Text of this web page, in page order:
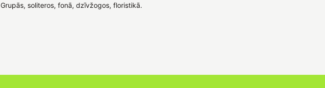
Grupās, soliteros, fonā, dzīvžogos, floristikā.